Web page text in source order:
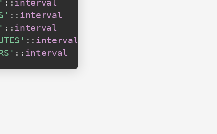
:: interval
:: interval
:: interval
:: interval
:: interval